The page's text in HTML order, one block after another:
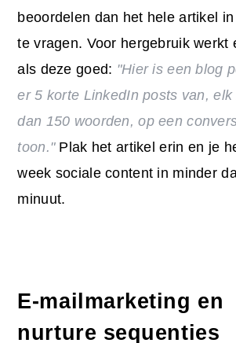
beoordelen dan het hele artikel
te vragen. Voor hergebruik werkt
als deze goed: "Hier is een blog
er 5 korte LinkedIn posts van, elk
dan 150 woorden, op een
toon." Plak het artikel erin en je
week sociale content in minder
minuut.
E-mailmarketing en
nurture sequenties